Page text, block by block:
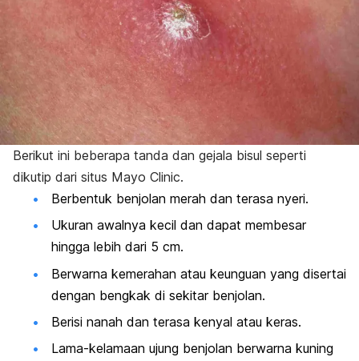
Berikut ini beberapa tanda dan gejala bisul seperti
dikutip dari situs Mayo Clinic.
Berbentuk benjolan merah dan terasa nyeri.
Ukuran awalnya kecil dan dapat membesar
hingga lebih dari 5 cm.
Berwarna kemerahan atau keunguan yang disertai
dengan bengkak di sekitar benjolan.
Berisi nanah dan terasa kenyal atau keras.
Lama-kelamaan ujung benjolan berwarna kuning